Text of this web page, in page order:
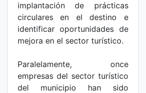
implantación de prácticas
circulares en el destino e
identificar oportunidades de
mejora en el sector turístico.
Paralelamente, once
empresas del sector turístico
del municipio han sido